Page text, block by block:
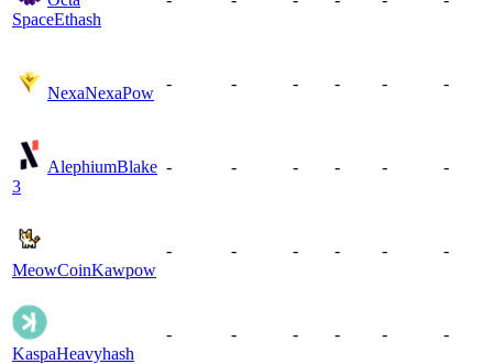
SpaceEthash
NexaNexaPow
- - - - - -
AlephiumBlake
3
- - - - - -
MeowCoinKawpow
- - - - - -
KaspaHeavyhash
- - - - - -